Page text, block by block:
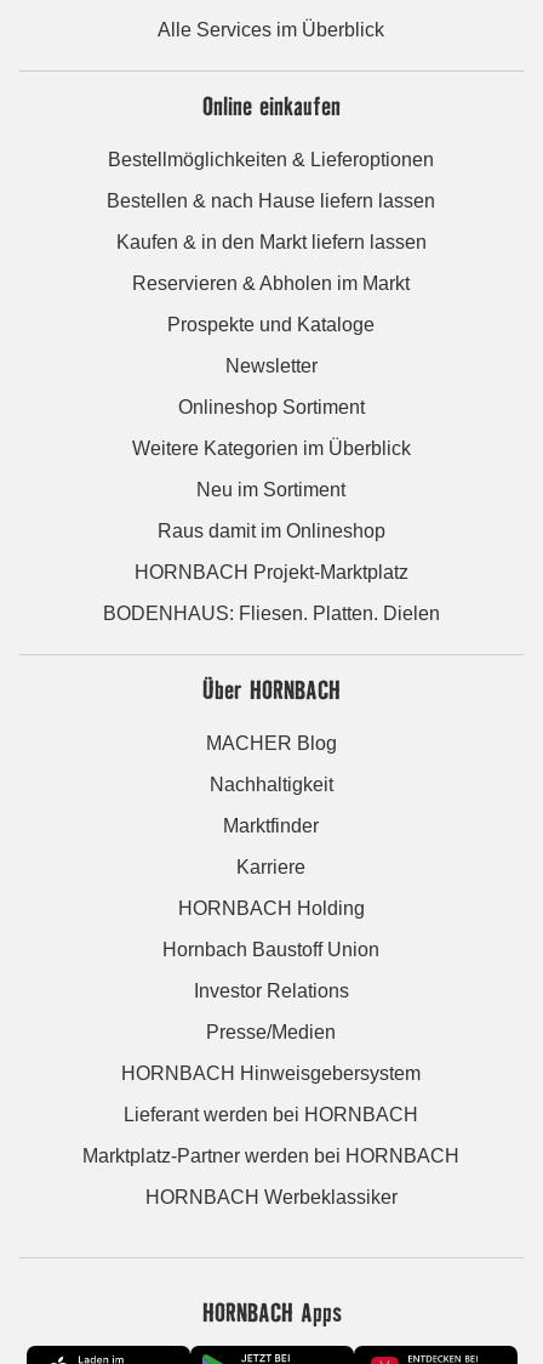
Alle Services im Überblick
Online einkaufen
Bestellmöglichkeiten & Lieferoptionen
Bestellen & nach Hause liefern lassen
Kaufen & in den Markt liefern lassen
Reservieren & Abholen im Markt
Prospekte und Kataloge
Newsletter
Onlineshop Sortiment
Weitere Kategorien im Überblick
Neu im Sortiment
Raus damit im Onlineshop
HORNBACH Projekt-Marktplatz
BODENHAUS: Fliesen. Platten. Dielen
Über HORNBACH
MACHER Blog
Nachhaltigkeit
Marktfinder
Karriere
HORNBACH Holding
Hornbach Baustoff Union
Investor Relations
Presse/Medien
HORNBACH Hinweisgebersystem
Lieferant werden bei HORNBACH
Marktplatz-Partner werden bei HORNBACH
HORNBACH Werbeklassiker
HORNBACH Apps